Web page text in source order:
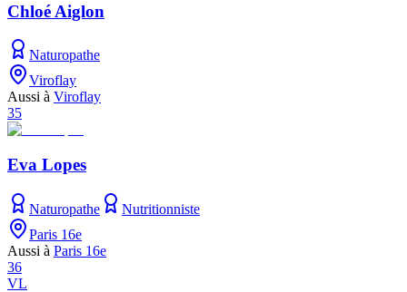
Chloé Aiglon
Naturopathe
Viroflay
Aussi à Viroflay
35
Eva Lopes
Naturopathe
Nutritionniste
Paris 16e
Aussi à Paris 16e
36
VL